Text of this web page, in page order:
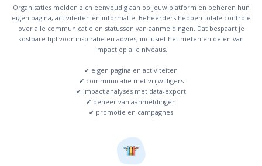
Organisaties melden zich eenvoudig aan op jouw platform en beheren hun
eigen pagina, activiteiten en informatie. Beheerders hebben totale controle
over alle communicatie en statussen van aanmeldingen. Dat bespaart je
kostbare tijd voor inspiratie en advies, inclusief het meten en delen van
impact op alle niveaus.
✔ eigen pagina en activiteiten
✔ communicatie met vrijwilligers
✔ impact analyses met data-export
✔ beheer van aanmeldingen
✔ promotie en campagnes